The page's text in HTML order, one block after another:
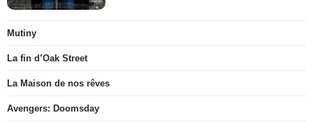
Mutiny
La fin d’Oak Street
La Maison de nos rêves
Avengers: Doomsday